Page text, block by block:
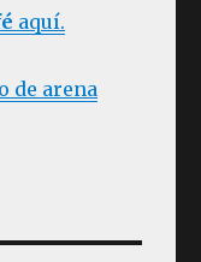
aquí.
de arena